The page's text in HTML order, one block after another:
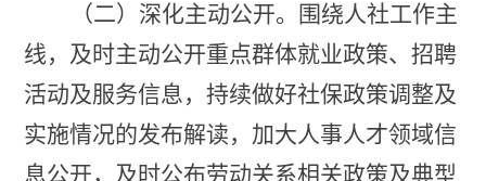
（二）深化主动公开。 围绕人社工作主
线，及时主动公开重点群体就业政策、招聘
活动及服务信息，持续做好社保政策调整及
实施情况的发布解读， 加大人事人才领域信
息公开， 及时公布劳动关系相关政策及典型